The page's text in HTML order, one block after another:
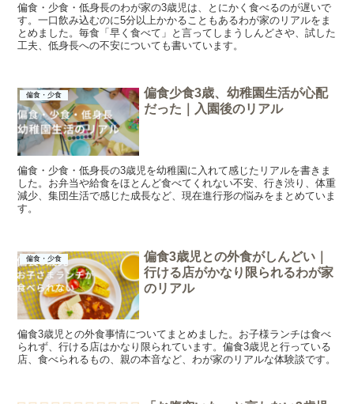
偏食・少食・低身長のわが家の3歳児は、とにかく食べるのが遅いで
す。一口飲み込むのに5分以上かかることもあるわが家のリアルをま
とめました。毎食「早く食べて」と言ってしまうしんどさや、試した
工夫、低身長への不安についても書いています。
偏食・少食
偏食少食3歳、幼稚園生活が心配
だった｜入園後のリアル
偏食・少食・低身長の3歳児を幼稚園に入れて感じたリアルを書きま
した。お弁当や給食をほとんど食べてくれない不安、行き渋り、体重
減少、集団生活で感じた成長など、現在進行形の悩みをまとめていま
す。
偏食・少食
偏食3歳児との外食がしんどい｜
行ける店がかなり限られるわが家
のリアル
偏食3歳児との外食事情についてまとめました。お子様ランチは食べ
られず、行ける店はかなり限られています。偏食3歳児と行っている
店、食べられるもの、親の本音など、わが家のリアルな体験談です。